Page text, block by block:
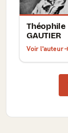
Théophile
GAUTIER
Voir l'auteur